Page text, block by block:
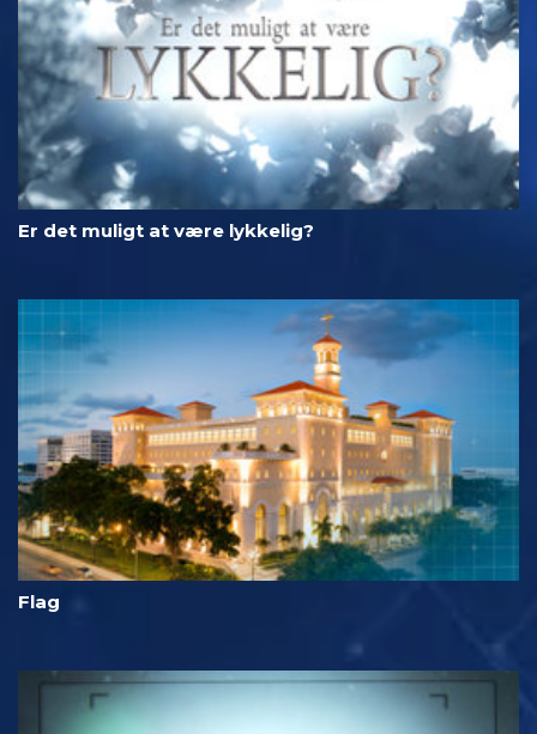
Er det muligt at være lykkelig?
Flag